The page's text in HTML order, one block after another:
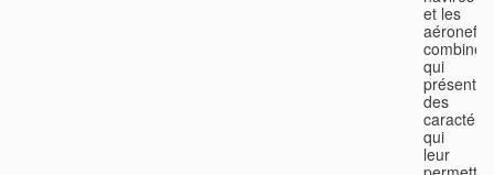
et les
aéronefs
combinés
qui
des
qui
leur